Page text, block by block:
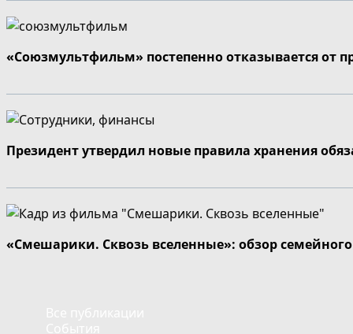
«Союзмультфильм» постепенно отказывается от
Президент утвердил новые правила хранения
«Смешарики. Сквозь вселенные»: обзор